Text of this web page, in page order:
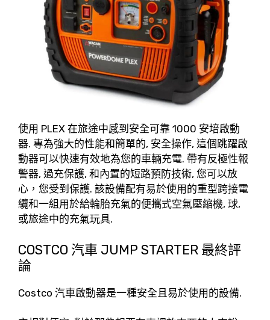
使用 PLEX 在旅途中感到安全可靠 1000 安培啟動
器. 專為強大的性能和簡單的, 安全操作, 這個跳躍啟
動器可以快速有效地為您的車輛充電. 帶有反極性報
警器, 過充保護, 和內置的短路預防技術, 您可以放
心，您受到保護. 該設備配有易於使用的重型跨接電
纜和一組用於給輪胎充氣的便攜式空氣壓縮機, 球,
或旅途中的充氣玩具.
COSTCO 汽車 JUMP STARTER 最終評
論
Costco 汽車啟動器是一種安全且易於使用的設備.